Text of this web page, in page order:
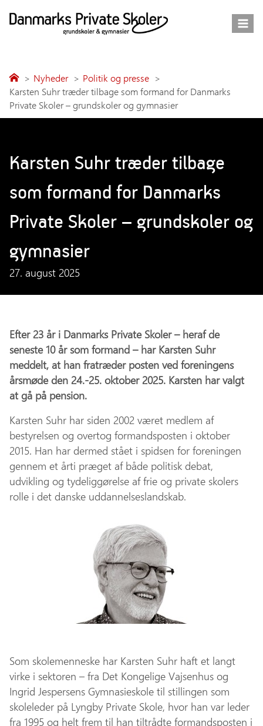
Nyheder
Politik og presse
Karsten Suhr træder tilbage som formand for Danmarks
Private Skoler – grundskoler og gymnasier
Karsten Suhr træder tilbage
som formand for Danmarks
Private Skoler – grundskoler og
gymnasier
27. august 2025
Efter 23 år i Danmarks Private Skoler – heraf de
seneste 10 år som formand – har Karsten Suhr
meddelt, at han fratræder posten ved foreningens
årsmøde den 24.-25. oktober 2025. Karsten har valgt
at gå på pension.
Karsten Suhr har siden 2002 været medlem af
bestyrelsen og overtog formandsposten i oktober
2015. Han har dermed stået i spidsen for foreningen
gennem et årti præget af både politisk debat,
udvikling og tydeliggørelse af frie og private skolers
rolle i det danske uddannelseslandskab.
Som skolemenneske har Karsten Suhr haft et langt
virke i sektoren – fra Det Kongelige Vajsenhus og
Ingrid Jespersens Gymnasieskole til stillingen som
skoleleder på Lyngby Private Skole, hvor han var leder
fra 1995 og helt frem til han tiltrådte formandsposten i